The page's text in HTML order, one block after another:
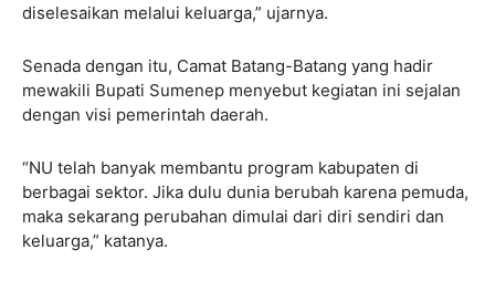
diselesaikan melalui keluarga,” ujarnya.
Senada dengan itu, Camat Batang-Batang yang hadir
mewakili Bupati Sumenep menyebut kegiatan ini sejalan
dengan visi pemerintah daerah.
“NU telah banyak membantu program kabupaten di
berbagai sektor. Jika dulu dunia berubah karena pemuda,
maka sekarang perubahan dimulai dari diri sendiri dan
keluarga,” katanya.